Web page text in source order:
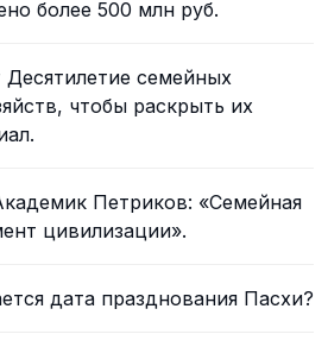
более 500 млн руб.
семейных
чтобы раскрыть их
Петриков: «Семейная
цивилизации».
дата празднования Пасхи?